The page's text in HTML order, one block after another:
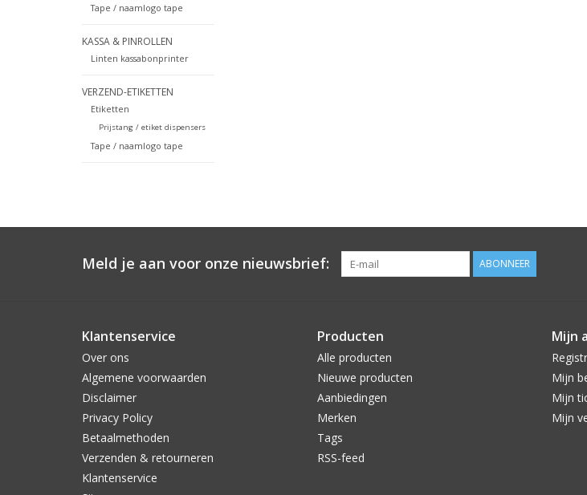
Tape / naamlogo tape
KASSA & PINROLLEN
Linten kassabonprinter
VERZEND-ETIKETTEN
Etiketten
Prijstang / etiket dispensers
Tape / naamlogo tape
Meld je aan voor onze nieuwsbrief: ABONNEER
Klantenservice
Over ons
Algemene voorwaarden
Disclaimer
Privacy Policy
Betaalmethoden
Verzenden & retourneren
Klantenservice
Producten
Alle producten
Nieuwe producten
Aanbiedingen
Merken
Tags
RSS-feed
Mijn
Mijn
Mijn
Mijn